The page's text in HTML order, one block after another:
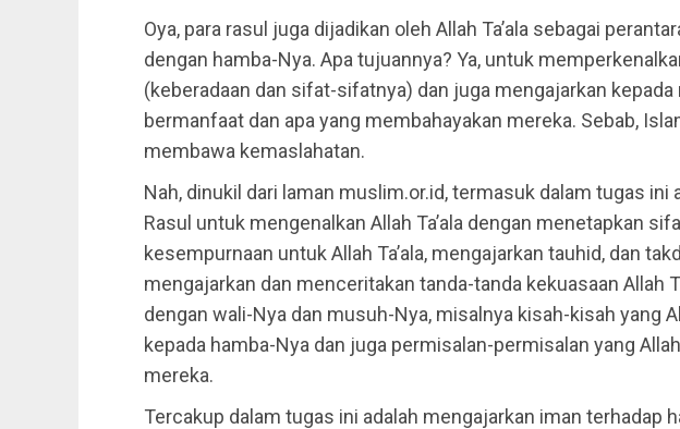
Oya, para rasul juga dijadikan oleh Allah Ta’ala sebagai
dengan hamba-Nya. Apa tujuannya? Ya, untuk
(keberadaan dan sifat-sifatnya) dan juga mengajarkan kepada
bermanfaat dan apa yang membahayakan mereka. Sebab,
membawa kemaslahatan.
Nah, dinukil dari laman muslim.or.id, termasuk dalam tugas ini
Rasul untuk mengenalkan Allah Ta’ala dengan menetapkan
kesempurnaan untuk Allah Ta’ala, mengajarkan tauhid, dan
mengajarkan dan menceritakan tanda-tanda kekuasaan Allah
dengan wali-Nya dan musuh-Nya, misalnya kisah-kisah yang
kepada hamba-Nya dan juga permisalan-permisalan yang Allah
mereka.
Tercakup dalam tugas ini adalah mengajarkan iman terhadap